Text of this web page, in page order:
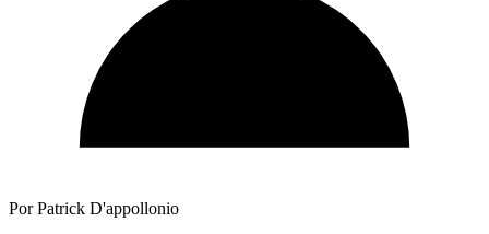
Por Patrick D'appollonio